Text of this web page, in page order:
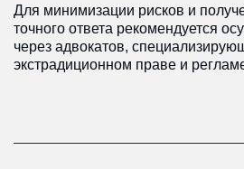
Для минимизации рисков и
точного ответа рекомендуется
через адвокатов,
экстрадиционном праве и